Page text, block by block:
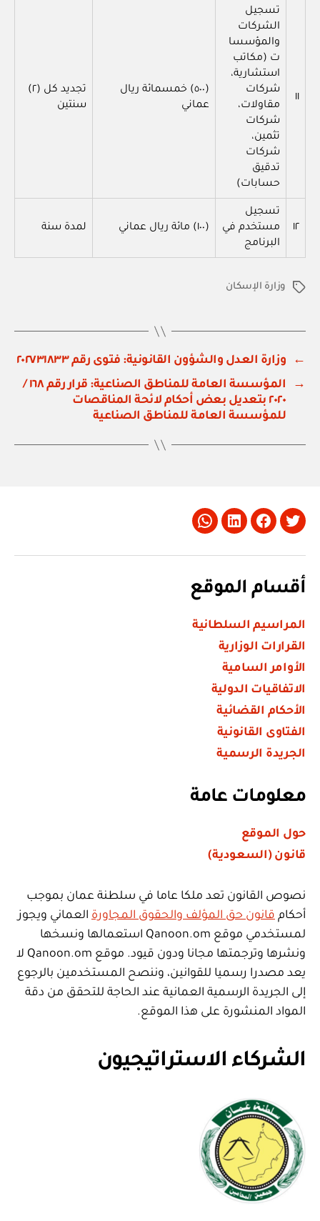
١١
تسجيل
الشركات
والمؤسسا
ت (مكاتب
استشارية،
شركات
مقاولات،
شركات
تثمين،
شركات
تدقيق
حسابات)
(٥٠٠) خمسمائة ريال
عماني
تجديد كل (٢)
سنتين
١٢
تسجيل
مستخدم في
البرنامج
(١٠٠) مائة ريال عماني لمدة سنة
الوسوموزارة الإسكان
←
وزارة العدل والشؤون القانونية: فتوى رقم ٢٠٢٧٣١٨٣٣
→
المؤسسة العامة للمناطق الصناعية: قرار رقم ١٦٨ /
٢٠٢٠ بتعديل بعض أحكام لائحة المناقصات
للمؤسسة العامة للمناطق الصناعية
Twitter
Facebook
LinkedIn
Whatsapp
أقسام الموقع
المراسيم السلطانية
القرارات الوزارية
الأوامر السامية
الاتفاقيات الدولية
الأحكام القضائية
الفتاوى القانونية
الجريدة الرسمية
معلومات عامة
حول الموقع
قانون (السعودية)
نصوص القانون تعد ملكا عاما في سلطنة عمان بموجب
أحكام قانون حق المؤلف والحقوق المجاورة العماني ويجوز
لمستخدمي موقع Qanoon.om استعمالها ونسخها
ونشرها وترجمتها مجانا ودون قيود. موقع Qanoon.om لا
يعد مصدرا رسميا للقوانين، وننصح المستخدمين بالرجوع
إلى الجريدة الرسمية العمانية عند الحاجة للتحقق من دقة
المواد المنشورة على هذا الموقع.
الشركاء الاستراتيجيون